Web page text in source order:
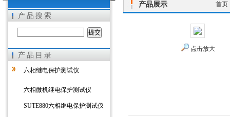
上海徐吉电气有限公司
产品搜索
产品目录
六相继电保护测试仪
六相微机继电保护测试仪
SUTE880六相继电保护测试仪
产品展示 首页
点击放大